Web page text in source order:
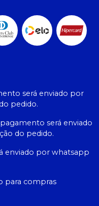
será enviado por
pedido.
será enviado
do pedido.
enviado por whatsapp
para compras